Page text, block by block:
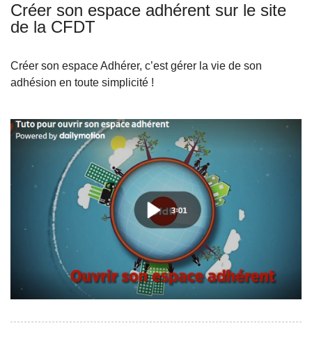
Créer son espace adhérent sur le site
de la CFDT
Créer son espace Adhérer, c’est gérer la vie de son
adhésion en toute simplicité !